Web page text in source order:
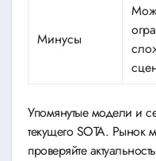
Минусы
Упомянутые модели и
текущего SOTA. Рынок
проверяйте